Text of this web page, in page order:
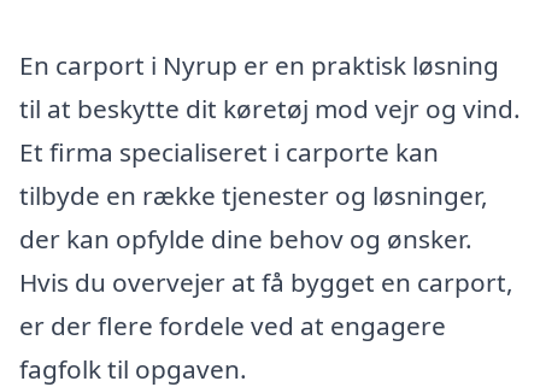
En carport i Nyrup er en praktisk løsning
til at beskytte dit køretøj mod vejr og vind.
Et firma specialiseret i carporte kan
tilbyde en række tjenester og løsninger,
der kan opfylde dine behov og ønsker.
Hvis du overvejer at få bygget en carport,
er der flere fordele ved at engagere
fagfolk til opgaven.